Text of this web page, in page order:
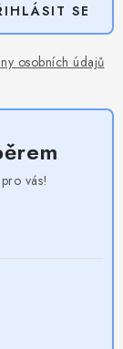
osobních údajů
SE
vás!